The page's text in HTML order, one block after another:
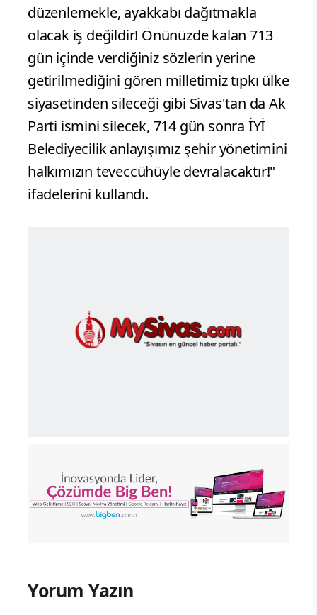
düzenlemekle, ayakkabı dağıtmakla
olacak iş değildir! Önünüzde kalan 713
gün içinde verdiğiniz sözlerin yerine
getirilmediğini gören milletimiz tıpkı ülke
siyasetinden sileceği gibi Sivas'tan da Ak
Parti ismini silecek, 714 gün sonra İYİ
Belediyecilik anlayışımız şehir yönetimini
halkımızın teveccühüyle devralacaktır!"
ifadelerini kullandı.
Yorum Yazın